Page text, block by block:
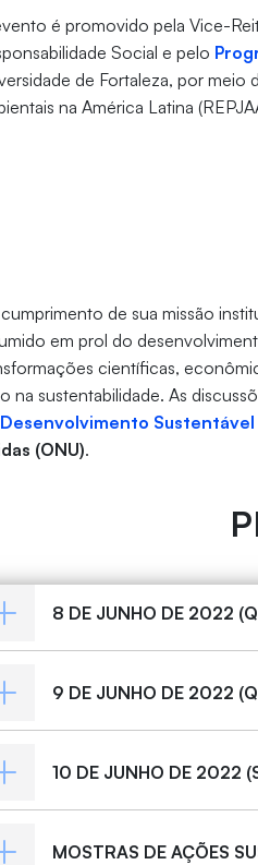
é promovido pela Vice-
Social e pelo
de Fortaleza, por meio
na América Latina
de sua missão
em prol do
científicas,
na sustentabilidade. As
Sustentável
(ONU).
8 DE JUNHO DE 2022
9 DE JUNHO DE 2022
10 DE JUNHO DE 2022
MOSTRAS DE AÇÕES